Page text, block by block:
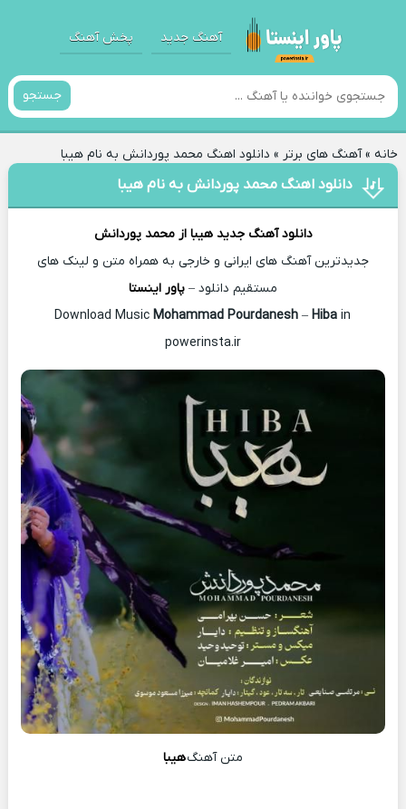
آهنگ جدید پخش آهنگ
جستجو
خانه»آهنگ های برتر » دانلود اهنگ محمد پوردانش به نام هیبا
دانلود اهنگ محمد پوردانش به نام هیبا
دانلود آهنگ جدید هیبا ازمحمد پوردانش
جدیدترین آهنگ های ایرانی و خارجی به همراه متن و لینک های
مستقیم دانلود – پاور اینستا
Mohammad Pourdanesh – Hiba in
powerinsta.ir
متن آهنگهیبا